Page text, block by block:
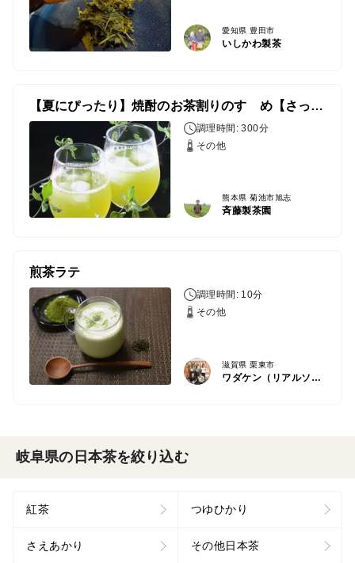
愛知県 豊田市
いしかわ製茶
【夏にぴったり】焼酎のお茶割りのすゝめ【さっぱりドリンク】
調理時間: 300分
その他
熊本県 菊池市旭志
斉藤製茶園
煎茶ラテ
調理時間: 10分
その他
滋賀県 栗東市
ワダケン（リアルソイルハウス）
岐阜県の日本茶を絞り込む
紅茶 つゆひかり
さえあかり その他日本茶